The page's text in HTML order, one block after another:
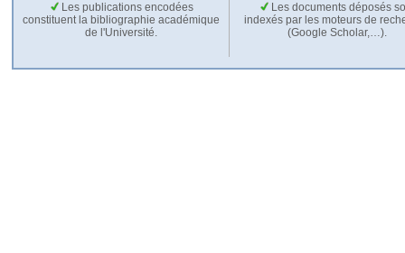
Les publications encodées
constituent la bibliographie académique
de l'Université.
Les documents déposés
indexés par les moteurs de
(Google Scholar,…).